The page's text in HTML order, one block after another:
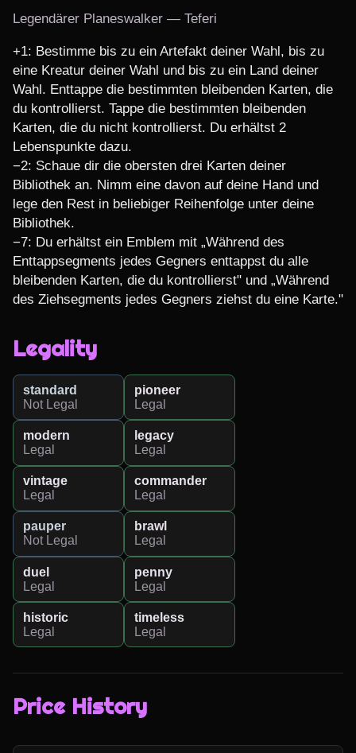
Legendärer Planeswalker — Teferi
+1: Bestimme bis zu ein Artefakt deiner Wahl, bis zu
eine Kreatur deiner Wahl und bis zu ein Land deiner
Wahl. Enttappe die bestimmten bleibenden Karten, die
du kontrollierst. Tappe die bestimmten bleibenden
Karten, die du nicht kontrollierst. Du erhältst 2
Lebenspunkte dazu.
−2: Schaue dir die obersten drei Karten deiner
Bibliothek an. Nimm eine davon auf deine Hand und
lege den Rest in beliebiger Reihenfolge unter deine
Bibliothek.
−7: Du erhältst ein Emblem mit „Während des
Enttappsegments jedes Gegners enttappst du alle
bleibenden Karten, die du kontrollierst" und „Während
des Ziehsegments jedes Gegners ziehst du eine Karte."
Legality
standard
Not Legal
pioneer
Legal
modern
Legal
legacy
Legal
vintage
Legal
commander
Legal
pauper
Not Legal
brawl
Legal
duel
Legal
penny
Legal
historic
Legal
timeless
Legal
Price History